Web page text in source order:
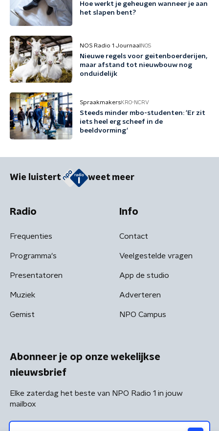
Hoe werkt je geheugen wanneer je aan
het slapen bent?
NOS Radio 1 Journaal NOS
Nieuwe regels voor geitenboerderijen,
maar afstand tot nieuwbouw nog
onduidelijk
SpraakmakersKRO-NCRV
Steeds minder mbo-studenten: 'Er zit
iets heel erg scheef in de
beeldvorming'
Wie luistert weet meer
Radio
Frequenties
Programma's
Presentatoren
Muziek
Gemist
Info
Contact
Veelgestelde vragen
App de studio
Adverteren
NPO Campus
Abonneer je op onze wekelijkse
nieuwsbrief
Elke zaterdag het beste van NPO Radio 1 in jouw
mailbox